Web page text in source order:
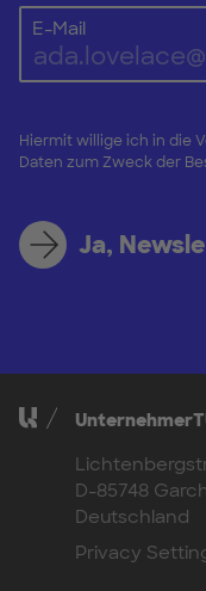
E-Mail
Hiermit willige ich in die
Daten zum Zweck der
Ja,
D-85748
Deutschland
Privacy